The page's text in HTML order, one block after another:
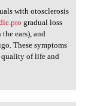
with otosclerosis
gradual loss
ears), and
These symptoms
of life and